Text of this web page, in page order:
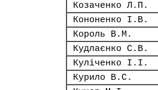
Козаченко Л.П.
Кононенко І.В.
Король В.М.
Кудлаєнко С.В.
Куліченко І.І.
Курило В.С.